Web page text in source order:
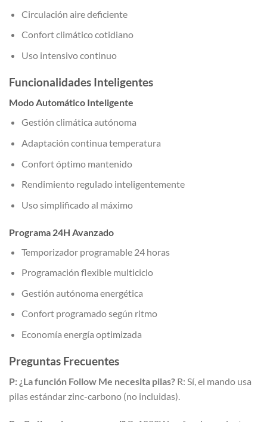
Circulación aire deficiente
Confort climático cotidiano
Uso intensivo continuo
Funcionalidades Inteligentes
Modo Automático Inteligente
Gestión climática autónoma
Adaptación continua temperatura
Confort óptimo mantenido
Rendimiento regulado inteligentemente
Uso simplificado al máximo
Programa 24H Avanzado
Temporizador programable 24 horas
Programación flexible multiciclo
Gestión autónoma energética
Confort programado según ritmo
Economía energía optimizada
Preguntas Frecuentes
P: ¿La función Follow Me necesita pilas? R: Sí, el mando usa
pilas estándar zinc-carbono (no incluidas).